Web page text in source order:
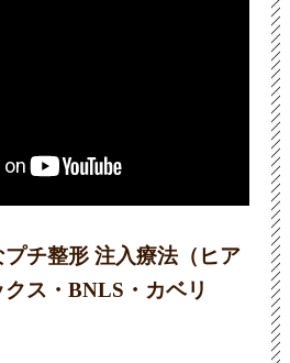
チ整形 注入療法（ヒア
ス・BNLS・カベリ